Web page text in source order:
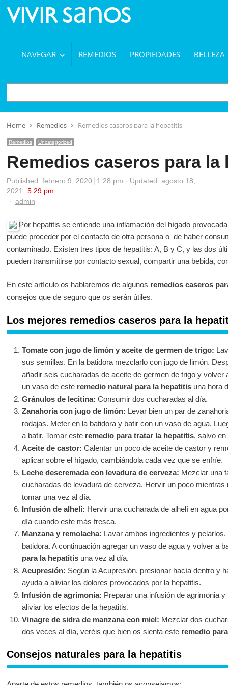
NAVEGAR REMEDIOS PROPIEDADES BELLEZA
BUSCAR
Home Remedios Remedios caseros para la hepatitis
Remedios Uncategorized
Remedios caseros para la
Published: febrero 9, 2020 1:28 pm
Updated: agosto 18,
2021
5:29 pm
Author
admin
Por hepatitis se entiende una inflamación del hígado
puede proceder por el contacto de otra persona o de haber
contaminado. Existen tres tipos de hepatitis: A, B y C, y las dos
pueden transmitirse por contacto sexual, compartir una bebida,
En este artículo os hablaremos de algunos remedios caseros
consejos que de seguro que os serán útiles.
Los mejores remedios caseros para la
Tomate con jugo de limón y aceite de germen de trigo:
sus semillas. En la batidora mezclarlo con jugo de limón.
añadir seis cucharadas de aceite de germen de trigo y volver
un vaso de este remedio natural para la hepatitisuna hora
Gránulos de lecitina: Consumir dos cucharadas al día.
Zanahoria con jugo de limón: Levar bien un par de
rodajas. Meter en la batidora y batir con un vaso de agua.
a batir. Tomar este remedio para tratar la hepatitis, salvo en
Aceite de castor: Calentar un poco de aceite de castor y
aplicar sobre el hígado, cambiándola cada vez que se enfríe.
Leche descremada con levadura de cerveza: Mezclar una
cucharadas de levadura de cerveza. Hervir un poco
tomar una vez al día.
Infusión de alhelí: Hervir una cucharada de alhelí en agua
día cuando este más fresca.
Manzana y remolacha: Lavar ambos ingredientes y
batidora. A continuación agregar un vaso de agua y volver a
para la hepatitisuna vez al día.
Acupresión: Según la Acupresión, presionar hacía dentro y
ayuda a aliviar los dolores provocados por la hepatitis.
Infusión de agrimonia: Preparar una infusión de agrimonia
aliviar los efectos de la hepatitis.
Vinagre de sidra de manzana con miel: Mezclar dos
dos veces al día, veréis que bien os sienta este remedio
Consejos naturales para la hepatitis